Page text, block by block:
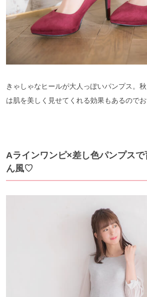
きゃしゃなヒールが大人っぽいパンプス。
は肌を美しく見せてくれる効果もあるので
Aラインワンピ×差し色パンプスで
ん風♡